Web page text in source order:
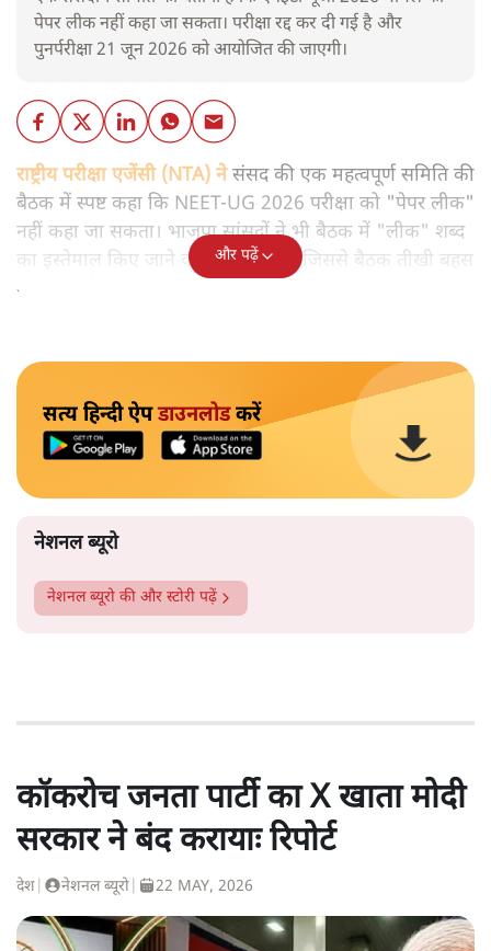
पेपर लीक नहीं कहा जा सकता। परीक्षा रद्द कर दी गई है और
पुनर्परीक्षा 21 जून 2026 को आयोजित की जाएगी।
राष्ट्रीय परीक्षा एजेंसी (NTA) नेसंसद की एक महत्वपूर्ण समिति की
बैठक में स्पष्ट कहा कि NEET-UG 2026 परीक्षा को "पेपर लीक"
नहीं कहा जा सकता। भाजपा सांसदों ने भी बैठक में "लीक" शब्द
का इस्तेमाल किए जाने का विरोध किया, जिससे बैठक तीखी बहस
में बदल गई।
और पढ़ें
सत्य हिन्दी ऐपडाउनलोडकरें
नेशनल ब्यूरो
नेशनल ब्यूरो की और स्टोरी पढ़ें
कॉकरोच जनता पार्टी का X खाता मोदी
सरकार ने बंद करायाः रिपोर्ट
देश नेशनल ब्यूरो 22 MAY, 2026